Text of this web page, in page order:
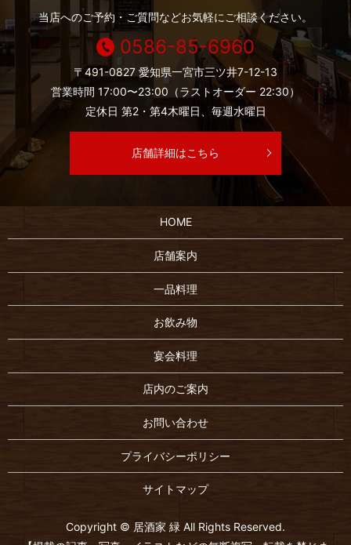
当店へのご予約・ご質問などお気軽にご相談ください。
0586-85-6960
〒491-0827 愛知県一宮市三ツ井7-12-13
営業時間 17:00〜23:00（ラストオーダー 22:30）
定休日 第2・第4木曜日、毎週水曜日
店舗詳細はこちら
HOME
店舗案内
一品料理
お飲み物
宴会料理
店内のご案内
お問い合わせ
プライバシーポリシー
サイトマップ
Copyright © 居酒家 緑 All Rights Reserved.